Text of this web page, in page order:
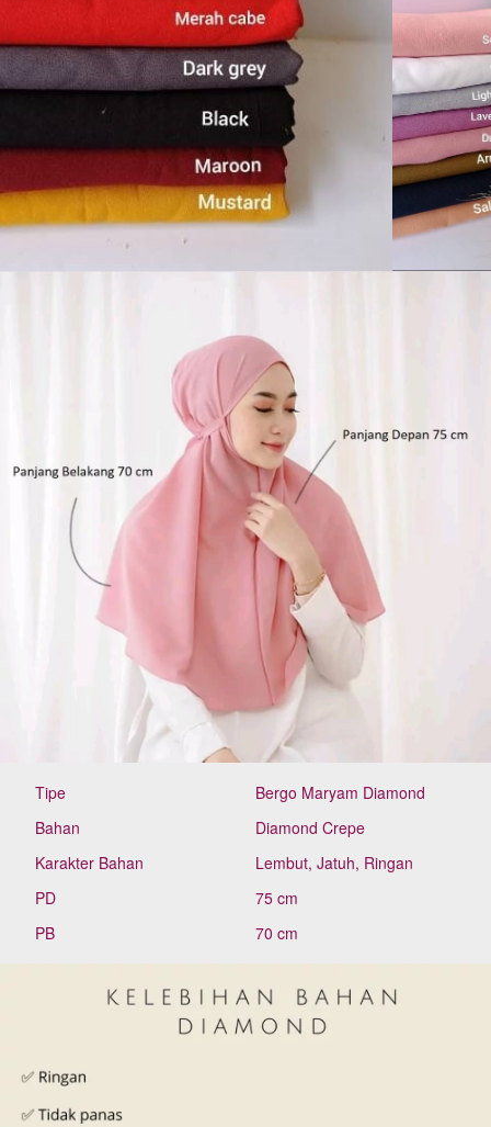
Tipe
Bergo Maryam Diamond
Bahan
Diamond Crepe
Karakter Bahan
Lembut, Jatuh, Ringan
PD
75 cm
PB
70 cm